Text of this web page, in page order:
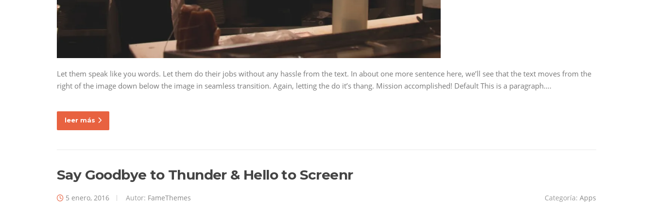
Let them speak like you words. Let them do their jobs without any hassle from the text. In about one more sentence here, we’ll see that the text moves from the
right of the image down below the image in seamless transition. Again, letting the do it’s thang. Mission accomplished! Default This is a paragraph….
leer más
Say Goodbye to Thunder & Hello to Screenr
5 enero, 2016 Autor: FameThemes Categoría: Apps